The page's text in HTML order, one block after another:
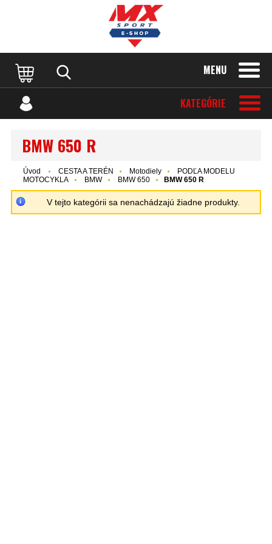
MENU
KATEGÓRIE
BMW 650 R
Úvod CESTA A TERÉN Motodiely
PODĽA MODELU
MOTOCYKLA
BMW BMW 650 BMW 650 R
V tejto kategórii sa nenachádzajú žiadne produkty.